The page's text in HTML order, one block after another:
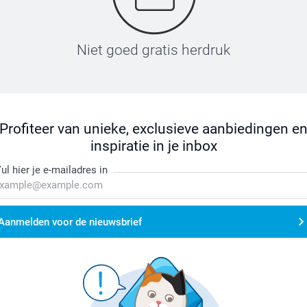
Niet goed gratis herdruk
Profiteer van unieke, exclusieve aanbiedingen en
inspiratie in je inbox
hier je e-mailadres in
voor de nieuwsbrief